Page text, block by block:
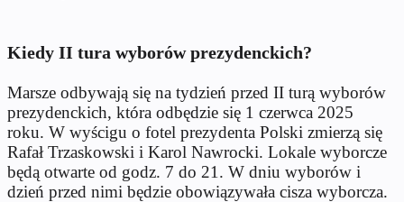
Kiedy II tura wyborów prezydenckich?
Marsze odbywają się na tydzień przed II turą wyborów
prezydenckich, która odbędzie się 1 czerwca 2025
roku. W wyścigu o fotel prezydenta Polski zmierzą się
Rafał Trzaskowski i Karol Nawrocki. Lokale wyborcze
będą otwarte od godz. 7 do 21. W dniu wyborów i
dzień przed nimi będzie obowiązywała cisza wyborcza.